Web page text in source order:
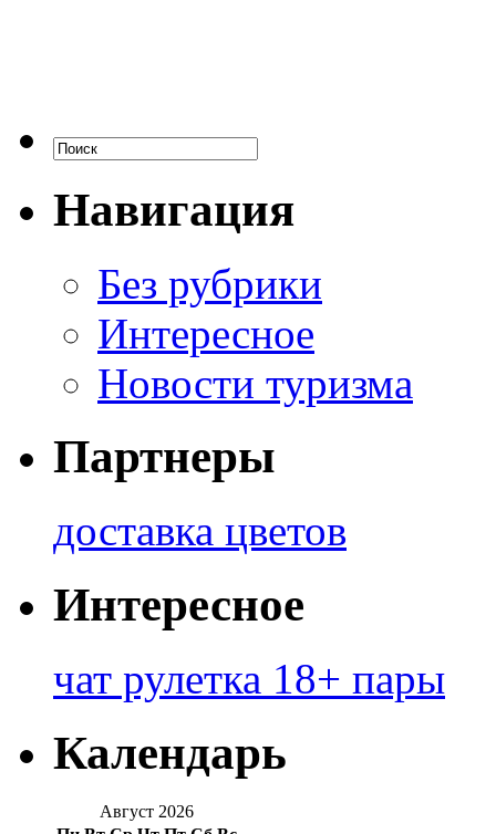
Навигация
Без рубрики
Интересное
Новости туризма
Партнеры
доставка цветов
Интересное
чат рулетка 18+ пары
Календарь
Август 2026